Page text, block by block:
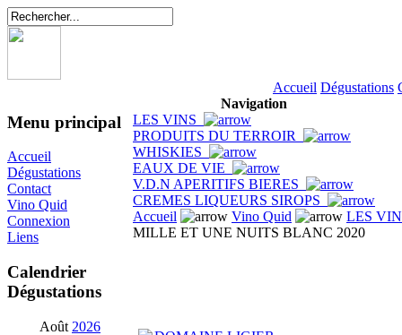
Accueil Dégustations
Menu principal
Accueil
Dégustations
Contact
Vino Quid
Connexion
Liens
Calendrier
Dégustations
Août 2026
Navigation
LES VINS
PRODUITS DU TERROIR
WHISKIES
EAUX DE VIE
V.D.N APERITIFS BIERES
CREMES LIQUEURS SIROPS
Accueil
Vino Quid
LES
MILLE ET UNE NUITS BLANC 2020